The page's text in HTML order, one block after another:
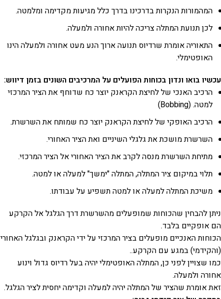
המהמורות הנקרות בדרכינו בדרך כלל מגיעות מקדימה ומלמטה.
לכן תנועת המתלה צריכה להיות אחורה ולמעלה.
התאוריה אומרת שרדיוס תנועה ארוך הנע מעט אחורה ולמעלה הינו
האופטימלי.
עכשיו בואו ונדון בכוחות הפועלים על המרכיבים השונים בזמן דיווש:
הרכיב האנכי של לחיצת הקראנק יוצר כח שדוחף את הציר המרכזי
למטה. (Bobbing)
הרכיב האופקי של לחיצת הקראנק יוצר כח שמותח את השרשרת.
השרשרת מושכת את גלגלי השיניים ואת הציר האחורי.
מתיחת השרשרת מנסה לקרב את הציר האחורי אל הציר המרכזי.
תלוי במיקום ציר המתלה, המתלה "ימשך" למעלה או למטה.
משיכת המתלה למעלה או למטה תשפיע על עבודתו.
ניתן להבחין שהכוחות שמופעלים מהשרשרת דרך הגלגל אל הקרקע
הם אופקיים בלבד.
הכוחות האנכיים מופעלים בציר המרכזי על ידי הקראנק ובגלגל האחורי
(והקידמי) במגע עם הקרקע..
כמו שצויין לפני כן, המתלה האופטימלי יהיה בעל רדיוס גדול וינוע
אחורה ולמעלה.
זאת אומרת שהציר של המתלה יהיה למעלה וקדימה יחסית לציר הגלגל.